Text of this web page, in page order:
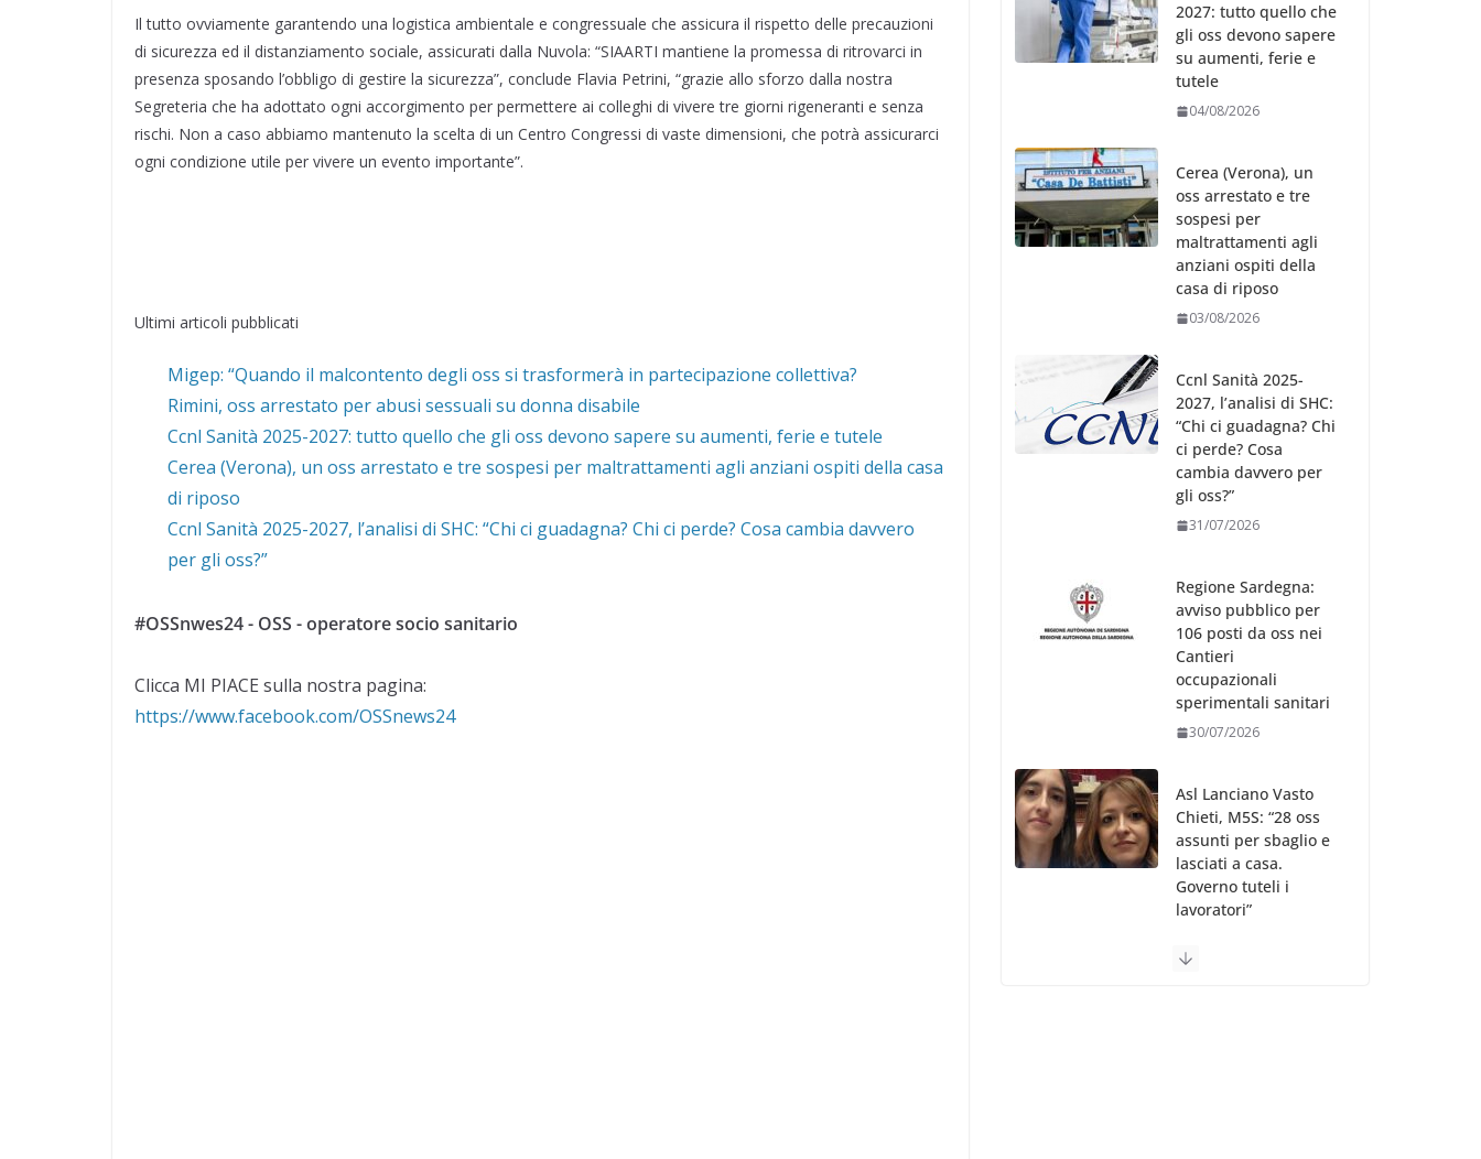
Il tutto ovviamente garantendo una logistica ambientale e congressuale che assicura il rispetto delle precauzioni
di sicurezza ed il distanziamento sociale, assicurati dalla Nuvola: “SIAARTI mantiene la promessa di ritrovarci in
presenza sposando l’obbligo di gestire la sicurezza”, conclude Flavia Petrini, “grazie allo sforzo dalla nostra
Segreteria che ha adottato ogni accorgimento per permettere ai colleghi di vivere tre giorni rigeneranti e senza
rischi. Non a caso abbiamo mantenuto la scelta di un Centro Congressi di vaste dimensioni, che potrà assicurarci
ogni condizione utile per vivere un evento importante”.
Ultimi articoli pubblicati
Migep: “Quando il malcontento degli oss si trasformerà in partecipazione collettiva?
Rimini, oss arrestato per abusi sessuali su donna disabile
Ccnl Sanità 2025-2027: tutto quello che gli oss devono sapere su aumenti, ferie e tutele
Cerea (Verona), un oss arrestato e tre sospesi per maltrattamenti agli anziani ospiti della casa
di riposo
Ccnl Sanità 2025-2027, l’analisi di SHC: “Chi ci guadagna? Chi ci perde? Cosa cambia davvero
per gli oss?”
#OSSnwes24 - OSS - operatore socio sanitario
Clicca MI PIACE sulla nostra pagina:
https://www.facebook.com/OSSnews24
2027: tutto quello che
gli oss devono sapere
su aumenti, ferie e
tutele
04/08/2026
Cerea (Verona), un
oss arrestato e tre
sospesi per
maltrattamenti agli
anziani ospiti della
casa di riposo
03/08/2026
Ccnl Sanità 2025-
2027, l’analisi di SHC:
“Chi ci guadagna? Chi
ci perde? Cosa
cambia davvero per
gli oss?”
31/07/2026
Regione Sardegna:
avviso pubblico per
106 posti da oss nei
Cantieri
occupazionali
sperimentali sanitari
30/07/2026
Asl Lanciano Vasto
Chieti, M5S: “28 oss
assunti per sbaglio e
lasciati a casa.
Governo tuteli i
lavoratori”